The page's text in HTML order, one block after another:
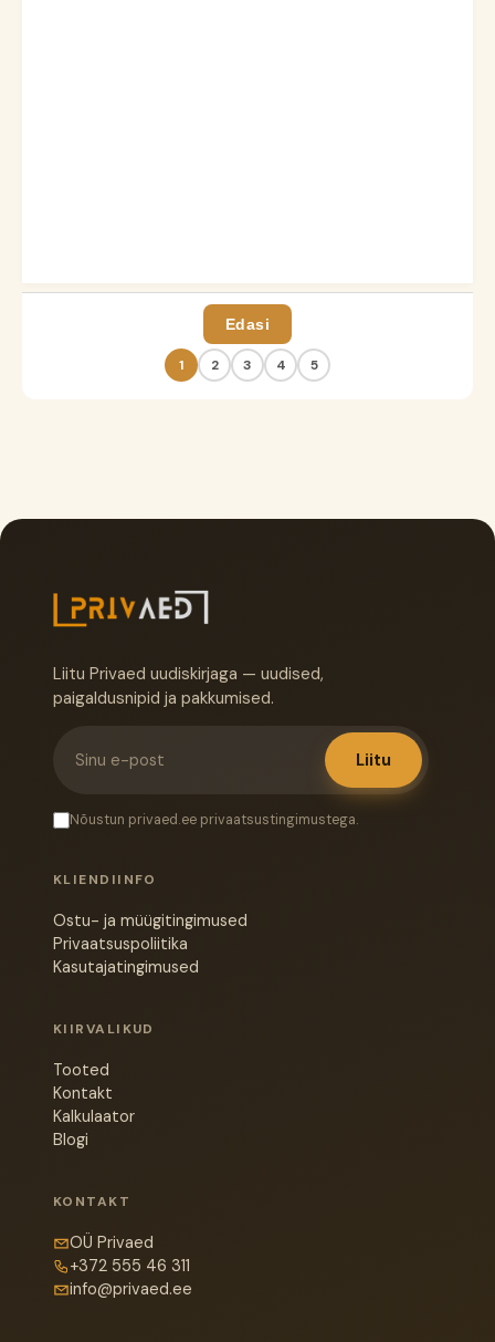
Edasi
1 2 3 4 5
Liitu Privaed uudiskirjaga — uudised,
paigaldusnipid ja pakkumised.
Liitu
Nõustun privaed.ee privaatsustingimustega.
KLIENDIINFO
Ostu- ja müügitingimused
Privaatsuspoliitika
Kasutajatingimused
KIIRVALIKUD
Tooted
Kontakt
Kalkulaator
Blogi
KONTAKT
OÜ Privaed
+372 555 46 311
info@privaed.ee